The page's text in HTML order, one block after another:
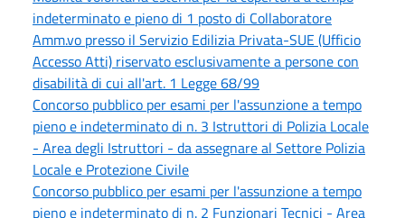
indeterminato e pieno di 1 posto di Collaboratore
Amm.vo presso il Servizio Edilizia Privata-SUE (Ufficio
Accesso Atti) riservato esclusivamente a persone con
disabilità di cui all'art. 1 Legge 68/99
Concorso pubblico per esami per l'assunzione a tempo
pieno e indeterminato di n. 3 Istruttori di Polizia Locale
- Area degli Istruttori - da assegnare al Settore Polizia
Locale e Protezione Civile
Concorso pubblico per esami per l'assunzione a tempo
pieno e indeterminato di n. 2 Funzionari Tecnici - Area